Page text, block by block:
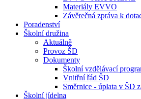
Materiály EVVO
Závěrečná zpráva k
Poradenství
Školní družina
Aktuálně
Provoz ŠD
Dokumenty
Školní vzdělávací
Vnitřní řád ŠD
Směrnice - úplata v ŠD
Školní jídelna